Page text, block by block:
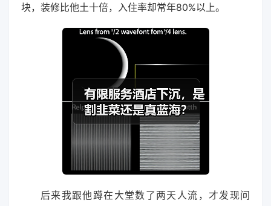
块，装修比他土十倍，入住率却常年80%以上。
后来我跟他蹲在大堂数了两天人流，才发现问